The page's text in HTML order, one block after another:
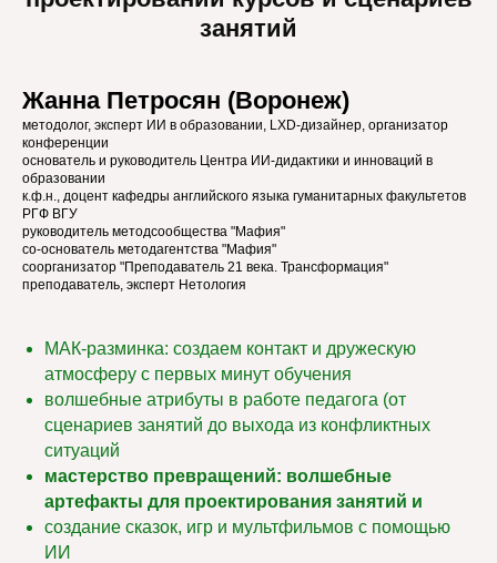
занятий
Жанна Петросян (Воронеж)
методолог, эксперт ИИ в образовании, LXD-дизайнер, организатор
конференции
основатель и руководитель Центра ИИ-дидактики и инноваций в
образовании
к.ф.н., доцент кафедры английского языка гуманитарных факультетов
РГФ ВГУ
руководитель методсообщества "Мафия"
со-основатель методагентства "Мафия"
соорганизатор "Преподаватель 21 века. Трансформация"
преподаватель, эксперт Нетология
МАК-разминка: создаем контакт и дружескую
атмосферу с первых минут обучения
волшебные атрибуты в работе педагога (от
сценариев занятий до выхода из конфликтных
ситуаций
мастерство превращений: волшебные
артефакты для проектирования занятий и
создание сказок, игр и мультфильмов с помощью
ИИ